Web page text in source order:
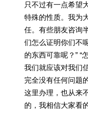
只不过有一点希望
特殊的性质。我为
任。有些朋友咨询
们怎么证明你们不
的东西可靠呢？” “
我们就应该对我们
完全没有任何问题
这里办理，也从来
的，我相信大家看